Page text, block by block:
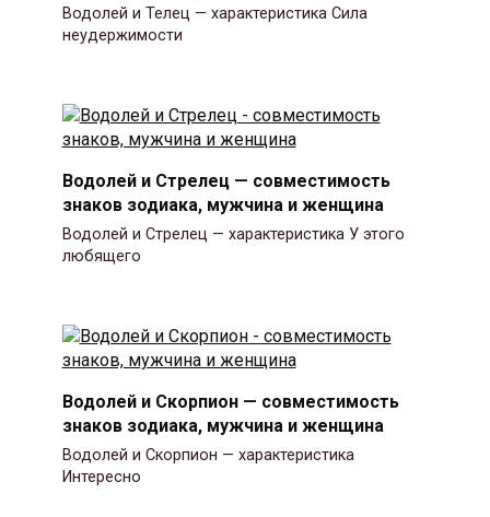
Водолей и Телец — характеристика Сила
неудержимости
Водолей и Стрелец — совместимость
знаков зодиака, мужчина и женщина
Водолей и Стрелец — характеристика У этого
любящего
Водолей и Скорпион — совместимость
знаков зодиака, мужчина и женщина
Водолей и Скорпион — характеристика
Интересно